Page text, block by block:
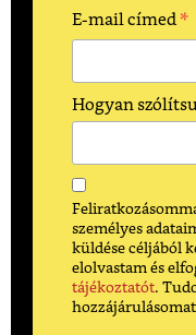
E-mail címed*
Hogyan
személyes
küldése céljából
elolvastam és
tájékoztatót.